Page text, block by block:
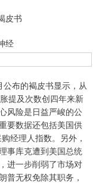
皮书
经
布的褐皮书显示，从
提及次数创四年来新
风险是日益严峻的公
要数据还包括美国供
经理人指数。另外，
事库克遭到美国总统
进一步削弱了市场对
普无权免除其职务，